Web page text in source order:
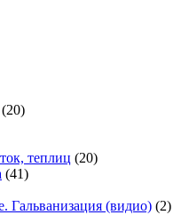
(20)
теплиц (20)
(41)
Гальванизация (видио) (2)